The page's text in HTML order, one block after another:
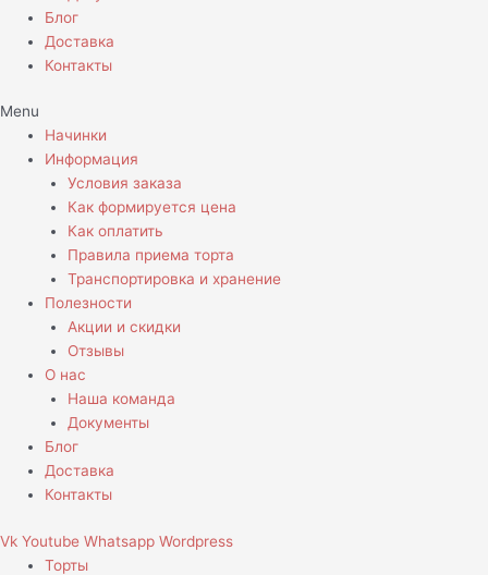
Блог
Доставка
Контакты
Menu
Начинки
Информация
Условия заказа
Как формируется цена
Как оплатить
Правила приема торта
Транспортировка и хранение
Полезности
Акции и скидки
Отзывы
О нас
Наша команда
Документы
Блог
Доставка
Контакты
Vk Youtube Whatsapp Wordpress
Торты